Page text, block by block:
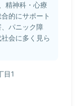
精神科・心療
的にサポート
パニック障
会に多く見ら
目1